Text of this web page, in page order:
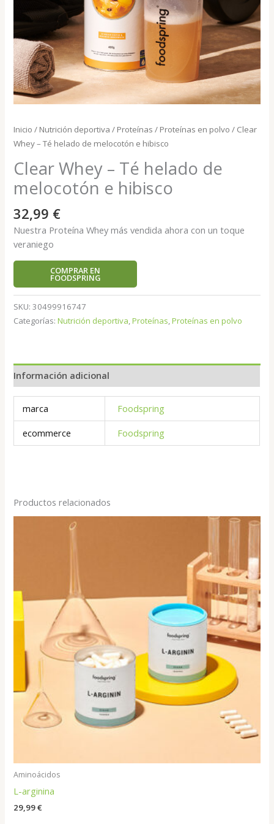
Inicio / Nutrición deportiva / Proteínas / Proteínas en polvo / Clear
Whey – Té helado de melocotón e hibisco
Clear Whey – Té helado de
melocotón e hibisco
32,99 €
Nuestra Proteína Whey más vendida ahora con un toque
veraniego
COMPRAR EN
FOODSPRING
SKU:30499916747
Categorías:Nutrición deportiva,Proteínas,Proteínas en polvo
Información adicional
marca
Foodspring
ecommerce
Foodspring
Productos relacionados
Aminoácidos
L-arginina
29,99€